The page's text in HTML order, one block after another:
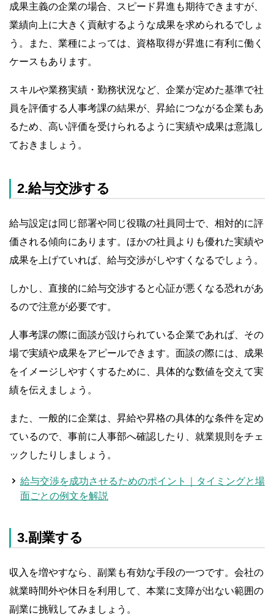
成果主義の企業の場合、スピード昇進も期待できますが、
業績向上に大きく貢献するような成果を求められるでしょ
う。また、業種によっては、資格取得が昇進に有利に働く
ケースもあります。
スキルや業務実績・勤務状況など、企業が定めた基準で社
員を評価する人事考課の結果が、昇給につながる企業もあ
るため、高い評価を受けられるように実績や成果は意識し
ておきましょう。
2.給与交渉する
給与設定は同じ部署や同じ役職の社員同士で、相対的に評
価される傾向にあります。ほかの社員よりも優れた実績や
成果を上げていれば、給与交渉がしやすくなるでしょう。
しかし、直接的に給与交渉すると心証が悪くなる恐れがあ
るので注意が必要です。
人事考課の際に面談が設けられている企業であれば、その
場で実績や成果をアピールできます。面談の際には、成果
をイメージしやすくするために、具体的な数値を交えて実
績を伝えましょう。
また、一般的に企業は、昇給や昇格の具体的な条件を定め
ているので、事前に人事部へ確認したり、就業規則をチェ
ックしたりしましょう。
給与交渉を成功させるためのポイント｜タイミングと場
面ごとの例文を解説
3.副業する
収入を増やすなら、副業も有効な手段の一つです。会社の
就業時間外や休日を利用して、本業に支障が出ない範囲の
副業に挑戦してみましょう。